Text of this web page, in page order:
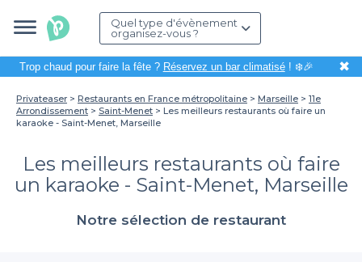
Quel type d'évènement
organisez-vous ?
Trop chaud pour faire la fête ? Réservez un bar climatisé! ❄️🎉 ✖
Privateaser Restaurants en France métropolitaine Marseille
11e
Arrondissement
Saint-Menet
Les meilleurs restaurants où faire un
karaoke - Saint-Menet, Marseille
Les meilleurs restaurants où faire
un karaoke - Saint-Menet, Marseille
Notre sélection de restaurant